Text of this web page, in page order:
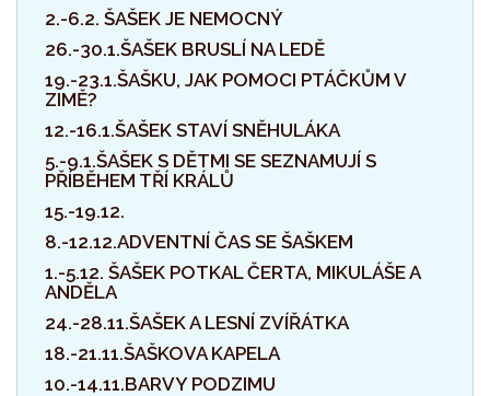
2.-6.2. ŠAŠEK JE NEMOCNÝ
26.-30.1.ŠAŠEK BRUSLÍ NA LEDĚ
19.-23.1.ŠAŠKU, JAK POMOCI PTÁČKŮM V
ZIMĚ?
12.-16.1.ŠAŠEK STAVÍ SNĚHULÁKA
5.-9.1.ŠAŠEK S DĚTMI SE SEZNAMUJÍ S
PŘÍBĚHEM TŘÍ KRÁLŮ
15.-19.12.
8.-12.12.ADVENTNÍ ČAS SE ŠAŠKEM
1.-5.12. ŠAŠEK POTKAL ČERTA, MIKULÁŠE A
ANDĚLA
24.-28.11.ŠAŠEK A LESNÍ ZVÍŘÁTKA
18.-21.11.ŠAŠKOVA KAPELA
10.-14.11.BARVY PODZIMU